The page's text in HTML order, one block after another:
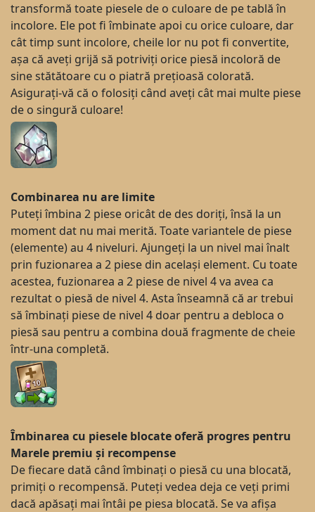
transformă toate piesele de o culoare de pe tablă în
incolore. Ele pot fi îmbinate apoi cu orice culoare, dar
cât timp sunt incolore, cheile lor nu pot fi convertite,
așa că aveți grijă să potriviți orice piesă incoloră de
sine stătătoare cu o piatră prețioasă colorată.
Asigurați-vă că o folosiți când aveți cât mai multe piese
de o singură culoare!
Combinarea nu are limite
Puteți îmbina 2 piese oricât de des doriți, însă la un
moment dat nu mai merită. Toate variantele de piese
(elemente) au 4 niveluri. Ajungeți la un nivel mai înalt
prin fuzionarea a 2 piese din același element. Cu toate
acestea, fuzionarea a 2 piese de nivel 4 va avea ca
rezultat o piesă de nivel 4. Asta înseamnă că ar trebui
să îmbinați piese de nivel 4 doar pentru a debloca o
piesă sau pentru a combina două fragmente de cheie
într-una completă.
Îmbinarea cu piesele blocate oferă progres pentru
Marele premiu și recompense
De fiecare dată când îmbinați o piesă cu una blocată,
primiți o recompensă. Puteți vedea deja ce veți primi
dacă apăsați mai întâi pe piesa blocată. Se va afișa